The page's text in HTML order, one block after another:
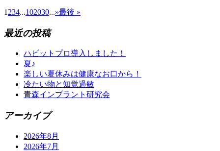
1 234...102030...»最後 »
最近の投稿
ハビットプロ導入しました！
夏♪
楽しい夏休みは健康なお口から！
冷たい物と知覚過敏
青森インプラント研究会
アーカイブ
2026年8月
2026年7月